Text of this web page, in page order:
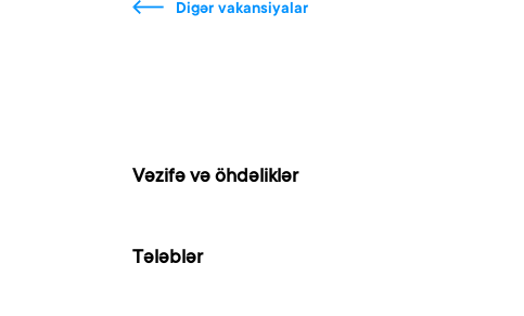
Digər vakansiyalar
Vəzifə və öhdəliklər
Tələblər